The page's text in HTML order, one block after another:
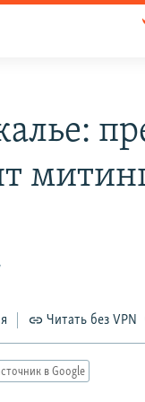
Читать без VPN
в Google